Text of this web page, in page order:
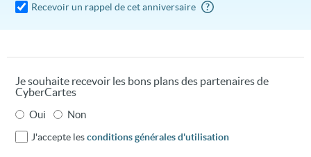
Recevoir un rappel de cet anniversaire ?
Je souhaite recevoir les bons plans des partenaires de
CyberCartes
Oui Non
J'accepte lesconditions générales d'utilisation